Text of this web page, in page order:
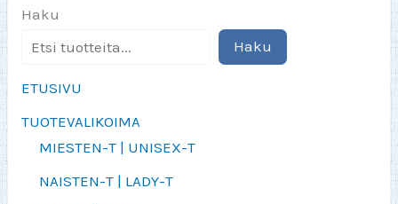
Haku
Haku
ETUSIVU
TUOTEVALIKOIMA
MIESTEN-T | UNISEX-T
NAISTEN-T | LADY-T